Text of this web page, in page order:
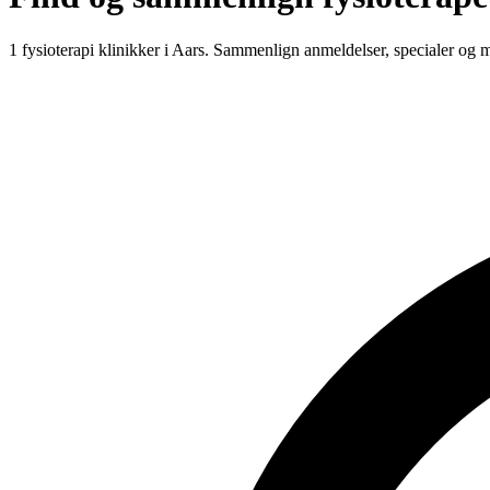
1 fysioterapi klinikker i Aars. Sammenlign anmeldelser, specialer og